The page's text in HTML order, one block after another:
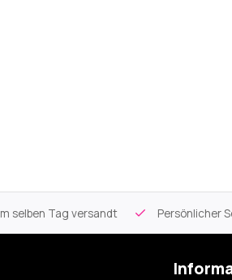
selben Tag versandt Persönlicher